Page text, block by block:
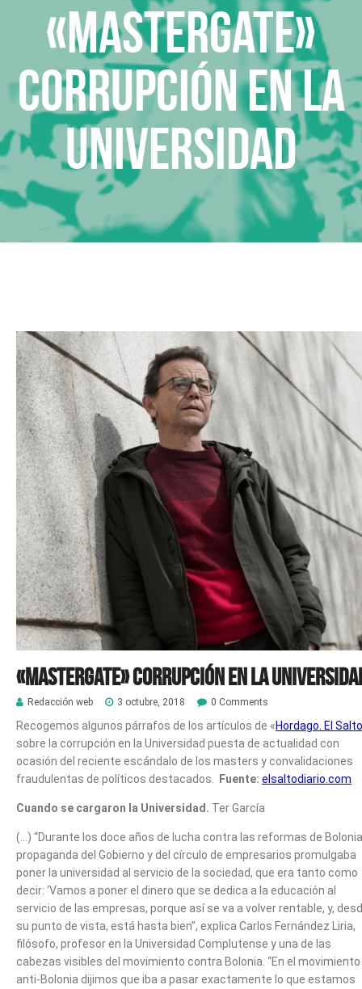
«Mastergate»
Corrupción en la
Universidad
«Mastergate» Corrupción en la
Redacción web 3 octubre, 2018 0 Comments
Recogemos algunos párrafos de los artículos de «Hordago. El Salto
sobre la corrupción en la Universidad puesta de actualidad con
ocasión del reciente escándalo de los masters y convalidaciones
fraudulentas de políticos destacados.
Fuente: elsaltodiario.com
Cuando se cargaron la Universidad. Ter García
(…) “Durante los doce años de lucha contra las reformas de
propaganda del Gobierno y del círculo de empresarios promulgaba
poner la universidad al servicio de la sociedad, que era tanto como
decir: ‘Vamos a poner el dinero que se dedica a la educación al
servicio de las empresas, porque así se va a volver rentable, y,
su punto de vista, está hasta bien”, explica Carlos Fernández Liria,
filósofo, profesor en la Universidad Complutense y una de las
cabezas visibles del movimiento contra Bolonia. “En el movimiento
anti-Bolonia dijimos que iba a pasar exactamente lo que estamos